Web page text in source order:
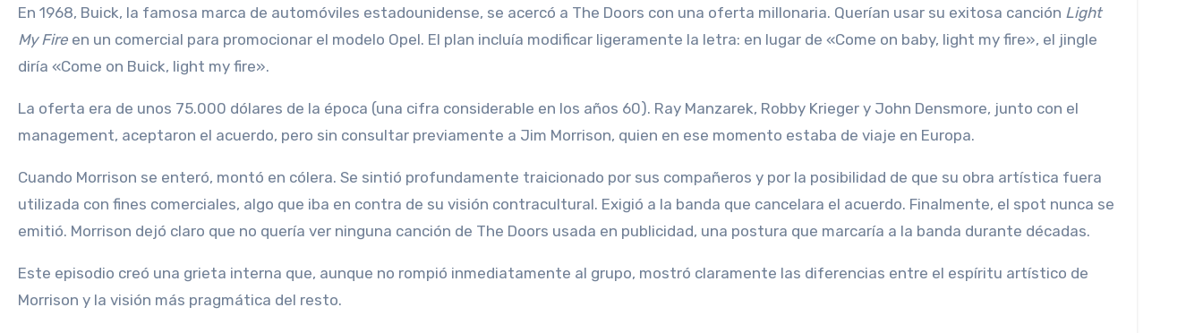
En 1968, Buick, la famosa marca de automóviles estadounidense, se acercó a The Doors con una oferta millonaria. Querían usar su exitosa canción Light
My Fire en un comercial para promocionar el modelo Opel. El plan incluía modificar ligeramente la letra: en lugar de «Come on baby, light my fire», el jingle
diría «Come on Buick, light my fire».
La oferta era de unos 75.000 dólares de la época (una cifra considerable en los años 60). Ray Manzarek, Robby Krieger y John Densmore, junto con el
management, aceptaron el acuerdo, pero sin consultar previamente a Jim Morrison, quien en ese momento estaba de viaje en Europa.
Cuando Morrison se enteró, montó en cólera. Se sintió profundamente traicionado por sus compañeros y por la posibilidad de que su obra artística fuera
utilizada con fines comerciales, algo que iba en contra de su visión contracultural. Exigió a la banda que cancelara el acuerdo. Finalmente, el spot nunca se
emitió. Morrison dejó claro que no quería ver ninguna canción de The Doors usada en publicidad, una postura que marcaría a la banda durante décadas.
Este episodio creó una grieta interna que, aunque no rompió inmediatamente al grupo, mostró claramente las diferencias entre el espíritu artístico de
Morrison y la visión más pragmática del resto.